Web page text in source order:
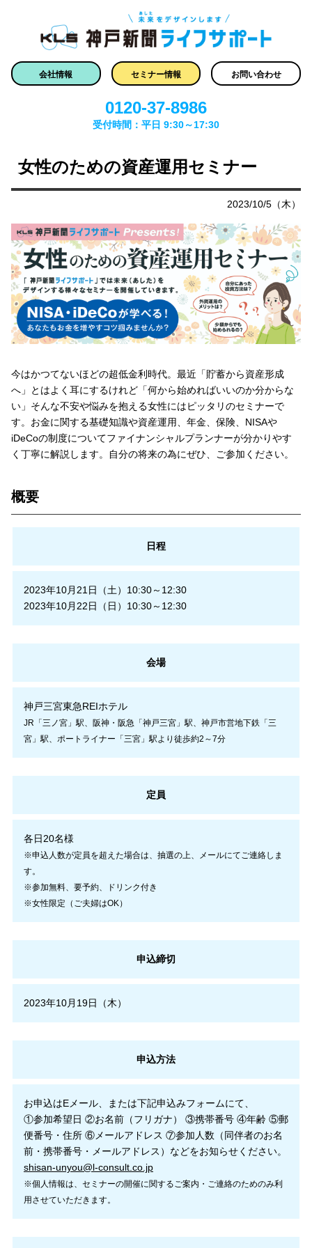
会社情報 セミナー情報 お問い合わせ
0120-37-8986
受付時間：平日 9:30～17:30
女性のための資産運用セミナー
2023/10/5（木）
今はかつてないほどの超低金利時代。最近「貯蓄から資産形成
へ」とはよく耳にするけれど「何から始めればいいのか分からな
い」そんな不安や悩みを抱える女性にはピッタリのセミナーで
す。お金に関する基礎知識や資産運用、年金、保険、NISAや
iDeCoの制度についてファイナンシャルプランナーが分かりやす
く丁寧に解説します。自分の将来の為にぜひ、ご参加ください。
概要
日程
2023年10月21日（土）10:30～12:30
2023年10月22日（日）10:30～12:30
会場
神戸三宮東急REIホテル
JR「三ノ宮」駅、阪神・阪急「神戸三宮」駅、神戸市営地下鉄「三
宮」駅、ポートライナー「三宮」駅より徒歩約2～7分
定員
各日20名様
※申込人数が定員を超えた場合は、抽選の上、メールにてご連絡しま
す。
※参加無料、要予約、ドリンク付き
※女性限定（ご夫婦はOK）
申込締切
2023年10月19日（木）
申込方法
お申込はEメール、または下記申込みフォームにて、
①参加希望日 ②お名前（フリガナ） ③携帯番号 ④年齢 ⑤郵
便番号・住所 ⑥メールアドレス ⑦参加人数（同伴者のお名
前・携帯番号・メールアドレス）などをお知らせください。
shisan-unyou@l-consult.co.jp
※個人情報は、セミナーの開催に関するご案内・ご連絡のためのみ利
用させていただきます。